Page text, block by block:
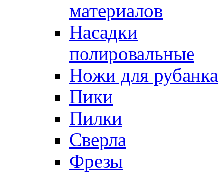
материалов
Насадки
полировальные
Ножи для рубанка
Пики
Пилки
Сверла
Фрезы